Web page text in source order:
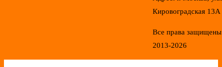
Кировоградская 13А
Все права
2013-2026